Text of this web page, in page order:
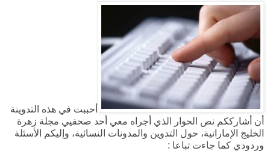
أحببت في هذه التدوينة
أن أشارككم نص الحوار الذي أجراه معي أحد صحفيي مجلة زهرة
الخليج الإماراتية، حول التدوين والمدونات النسائية، وإليكم الأسئلة
وردودي كما جاءت تباعا :